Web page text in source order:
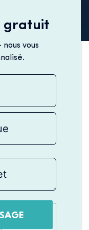
gratuit
vous